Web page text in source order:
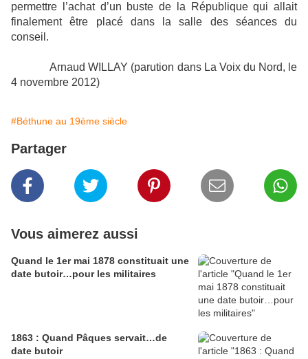
permettre l’achat d’un buste de la République qui allait
finalement être placé dans la salle des séances du
conseil.
Arnaud WILLAY (parution dans La Voix du Nord, le
4 novembre 2012)
#Béthune au 19ème siècle
Partager
Vous aimerez aussi
Quand le 1er mai 1878 constituait une
date butoir…pour les militaires
1863 : Quand Pâques servait…de
date butoir